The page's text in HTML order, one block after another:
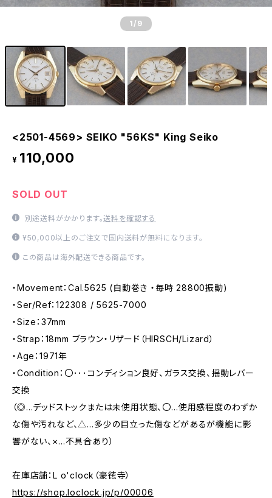
1 /9
<2501-4569> SEIKO "56KS" King Seiko
¥ 110,000
SOLD OUT
別途送料がかかります。送料を確認する
¥50,000以上のご注文で国内送料が無料になります。
この商品は海外配送できる商品です。
・Movement：Cal.5625 (自動巻き ・毎時 28800振動)
・Ser/Ref：122308 / 5625-7000
・Size：37mm
・Strap：18mm ブラウン・リザード（HIRSCH/Lizard）
・Age：1971年
・Condition：〇･･･コンディション良好、ガラス交換、揺動レバー
交換
（◎…デッドストックまたは未使用状態、〇…使用感程度のわずか
な傷や汚れなど、△…多少の目立った傷などがあるが機能に影
響がない、×…不具合あり）
在庫店舗：L o'clock（豪徳寺）
https://shop.loclock.jp/p/00006